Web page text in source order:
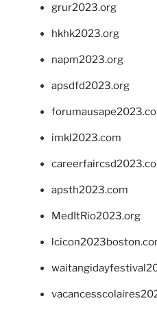
grur2023.org
hkhk2023.org
napm2023.org
apsdfd2023.org
imkl2023.com
apsth2023.com
MedItRio2023.org